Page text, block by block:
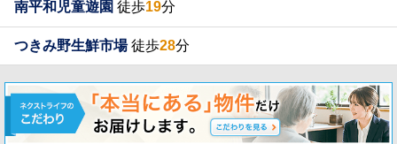
南平和児童遊園 徒歩19分
つきみ野生鮮市場徒歩28分